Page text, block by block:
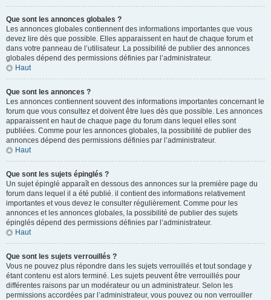
Que sont les annonces globales ?
Les annonces globales contiennent des informations importantes que vous
devez lire dès que possible. Elles apparaissent en haut de chaque forum et
dans votre panneau de l’utilisateur. La possibilité de publier des annonces
globales dépend des permissions définies par l’administrateur.
Haut
Que sont les annonces ?
Les annonces contiennent souvent des informations importantes concernant le
forum que vous consultez et doivent être lues dès que possible. Les annonces
apparaissent en haut de chaque page du forum dans lequel elles sont
publiées. Comme pour les annonces globales, la possibilité de publier des
annonces dépend des permissions définies par l’administrateur.
Haut
Que sont les sujets épinglés ?
Un sujet épinglé apparaît en dessous des annonces sur la première page du
forum dans lequel il a été publié. il contient des informations relativement
importantes et vous devez le consulter régulièrement. Comme pour les
annonces et les annonces globales, la possibilité de publier des sujets
épinglés dépend des permissions définies par l’administrateur.
Haut
Que sont les sujets verrouillés ?
Vous ne pouvez plus répondre dans les sujets verrouillés et tout sondage y
étant contenu est alors terminé. Les sujets peuvent être verrouillés pour
différentes raisons par un modérateur ou un administrateur. Selon les
permissions accordées par l’administrateur, vous pouvez ou non verrouiller